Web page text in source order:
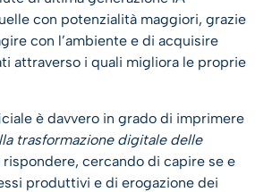
con potenzialità maggiori, grazie
con l’ambiente e di acquisire
attraverso i quali migliora le proprie
è davvero in grado di imprimere
trasformazione digitale delle
rispondere, cercando di capire se e
produttivi e di erogazione dei